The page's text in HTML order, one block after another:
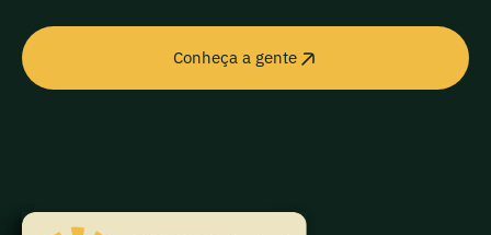
Conheça a gente